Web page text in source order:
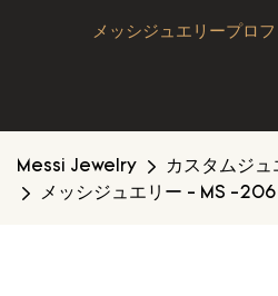
メッシジュエリープロ
Messi Jewelry カスタムジュ
メッシジュエリー - MS -206